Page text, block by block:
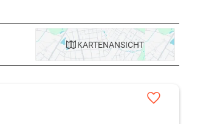
KARTENANSICHT